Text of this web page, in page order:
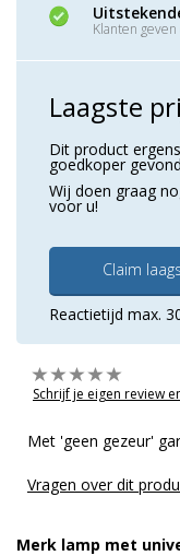
Klanten
Laagste
Dit product
goedkoper
Wij doen graag
voor u!
Claim
Reactietijd max.
Schrijf je eigen review
Met 'geen gezeur'
Vragen over dit
Merk lamp met